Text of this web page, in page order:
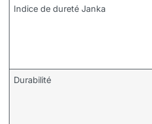
Indice de dureté Janka
Durabilité